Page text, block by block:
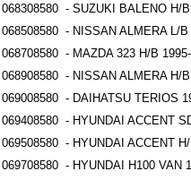
068308580 - SUZUKI BALENO H/
068508580 - NISSAN ALMERA L/B
068708580 - MAZDA 323 H/B
068908580 - NISSAN ALMERA H/
069008580 - DAIHATSU TERIOS
069408580 - HYUNDAI ACCENT
069508580 - HYUNDAI ACCENT
069708580 - HYUNDAI H100 VAN